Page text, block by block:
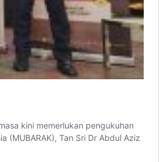
kini memerlukan pengukuhan
(MUBARAK), Tan Sri Dr Abdul Aziz